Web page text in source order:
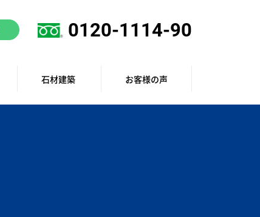
0120-1114-90
石材建築 お客様の声